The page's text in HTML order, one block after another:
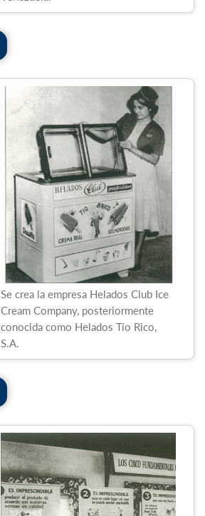
Se crea la empresa Helados Club Ice
Cream Company, posteriormente
conocida como Helados Tío Rico,
S.A.